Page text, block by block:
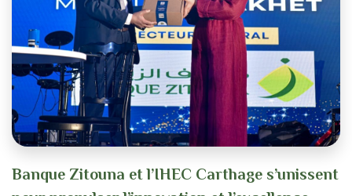
Banque Zitouna et l’IHEC Carthage s’unissent